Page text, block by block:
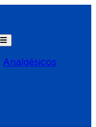
Analgésicos